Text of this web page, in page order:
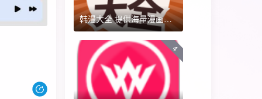
韩漫大全 提供海量漫画资源
4